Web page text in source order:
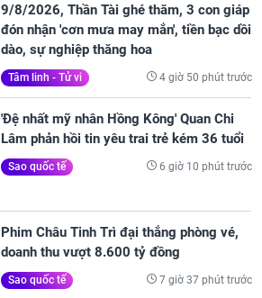
9/8/2026, Thần Tài ghé thăm, 3 con giáp
đón nhận 'cơn mưa may mắn', tiền bạc dồi
dào, sự nghiệp thăng hoa
Tâm linh - Tử vi 4 giờ 50 phút trước
'Đệ nhất mỹ nhân Hồng Kông' Quan Chi
Lâm phản hồi tin yêu trai trẻ kém 36 tuổi
Sao quốc tế 6 giờ 10 phút trước
Phim Châu Tinh Trì đại thắng phòng vé,
doanh thu vượt 8.600 tỷ đồng
Sao quốc tế 7 giờ 37 phút trước